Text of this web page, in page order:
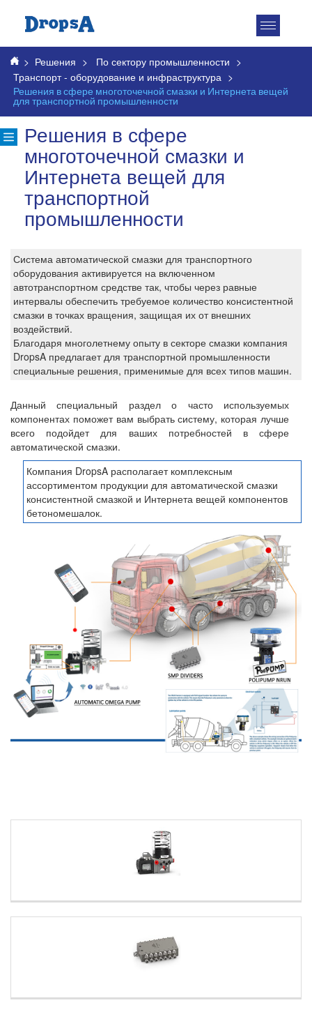
Toggle
> Решения > По сектору промышленности >
Транспорт - оборудование и инфраструктура >
Решения в сфере многоточечной смазки и Интернета вещей
для транспортной промышленности
Решения в сфере
многоточечной смазки и
Интернета вещей для
транспортной
промышленности
Система автоматической смазки для транспортного
оборудования активируется на включенном
автотранспортном средстве так, чтобы через равные
интервалы обеспечить требуемое количество консистентной
смазки в точках вращения, защищая их от внешних
воздействий.
Благодаря многолетнему опыту в секторе смазки компания
DropsA предлагает для транспортной промышленности
специальные решения, применимые для всех типов машин.
Данный специальный раздел о часто используемых
компонентах поможет вам выбрать систему, которая лучше
всего подойдет для ваших потребностей в сфере
автоматической смазки.
Компания DropsA располагает комплексным
ассортиментом продукции для автоматической смазки
консистентной смазкой и Интернета вещей компонентов
бетономешалок.